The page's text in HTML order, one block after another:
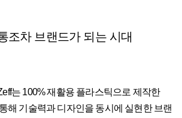
조차 브랜드가 되는 시대
는 100% 재활용 플라스틱으로 제작한
해 기술력과 디자인을 동시에 실현한 브랜